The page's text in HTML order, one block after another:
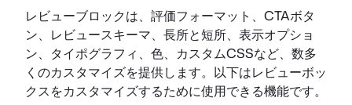
レビューブロックは、評価フォーマット、CTAボタ
ン、レビュースキーマ、長所と短所、表示オプショ
ン、タイポグラフィ、色、カスタムCSSなど、数多
くのカスタマイズを提供します。以下はレビューボッ
クスをカスタマイズするために使用できる機能です。